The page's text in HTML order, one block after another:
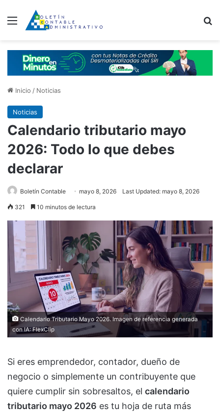
Menú
Inicio / Noticias
Noticias
Calendario tributario mayo
2026: Todo lo que debes
declarar
Boletín Contable mayo 8, 2026 Last Updated: mayo 8, 2026
321 10 minutos de lectura
Calendario Tributario Mayo 2026. Imagen de referencia generada
con IA:FlexClip
Si eres emprendedor, contador, dueño de
negocio o simplemente un contribuyente que
quiere cumplir sin sobresaltos, el calendario
tributario mayo 2026 es tu hoja de ruta más